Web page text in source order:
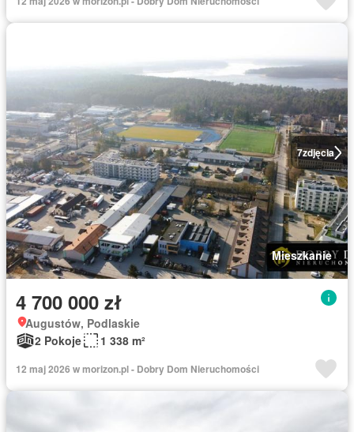
7zdjęcia
Mieszkanie
4 700 000 zł
Augustów, Podlaskie
2 Pokoje
1 338 m²
12 maj 2026 w morizon.pl - Dobry Dom Nieruchomości